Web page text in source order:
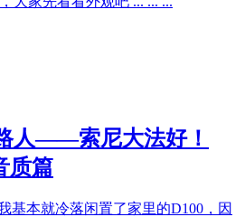
人——索尼大法好！
质篇
基本就冷落闲置了家里的D100，因